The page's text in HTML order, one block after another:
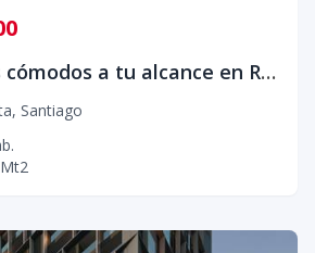
Apartamentos cómodos a tu alcance en Residencial Serenity III
, Santiago
Mt2